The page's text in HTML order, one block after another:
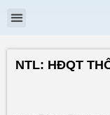
NTL: HĐQT